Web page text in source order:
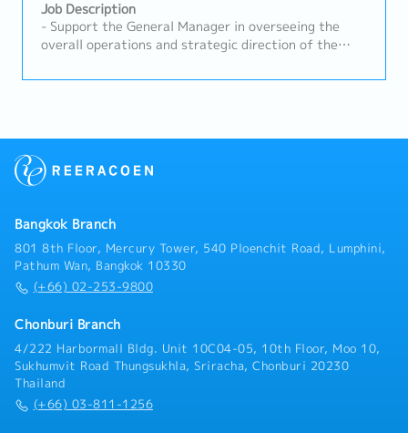
expand business opportunities in the SMT sector.
Job Description
- Support the General Manager in overseeing the
overall operations and strategic direction of the
approximately 10–20 members to ensure smooth
elevator and escalator renewal projects in buildings-
business opportunities and strengthen market
and provide timely updates and strategic
recommendations- Ensure prompt and accurate sales
information is provided to customers and internal
stakeholders- Arrange and lead company, product,
project stakeholders- Establish, maintain, and
consultants, contractors, developers, and other
project stakeholders- Coordinate cross-functional
collaboration with internal departments to ensure
successful project execution and customer
Bangkok Branch
801 8th Floor, Mercury Tower, 540 Ploenchit Road, Lumphini,
Pathum Wan, Bangkok 10330
(+66) 02-253-9800
Chonburi Branch
4/222 Harbormall Bldg. Unit 10C04-05, 10th Floor, Moo 10,
Sukhumvit Road Thungsukhla, Sriracha, Chonburi 20230
Thailand
(+66) 03-811-1256